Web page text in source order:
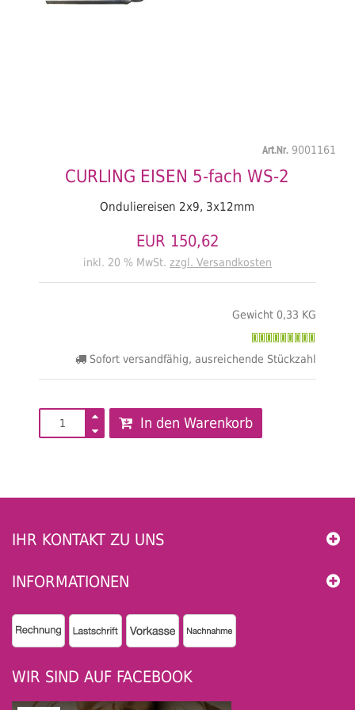
Art.Nr. 9001161
CURLING EISEN 5-fach WS-2
Onduliereisen 2x9, 3x12mm
EUR 150,62
inkl. 20 % MwSt. zzgl. Versandkosten
Gewicht 0,33 KG
Sofort versandfähig, ausreichende Stückzahl
In den Warenkorb
IHR KONTAKT ZU UNS
INFORMATIONEN
WIR SIND AUF FACEBOOK